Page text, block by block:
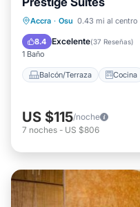
Accra · Osu 0.43 mi al centro
8.4 Excelente(37 Reseñas)
1 Baño
Balcón/Terraza Cocina
Balcón/Terraza
Aire acondicionado
US $115/noche
7 noches - US $806